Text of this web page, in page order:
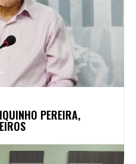
PEREIRA,